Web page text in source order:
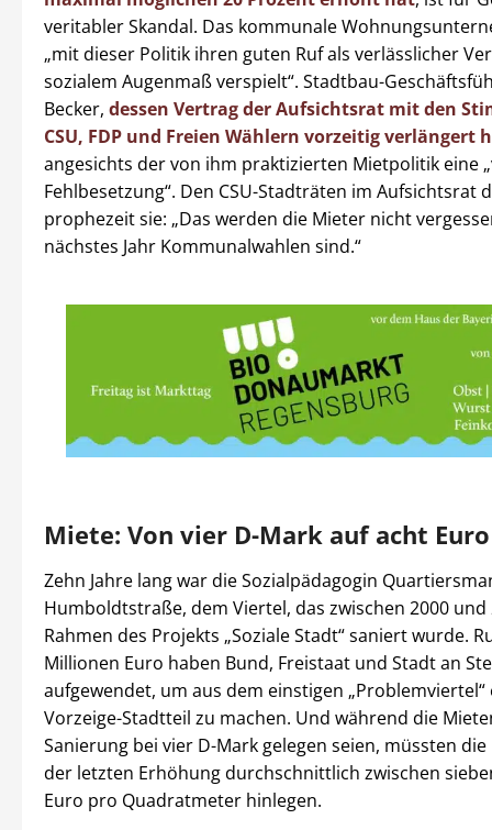
veritabler Skandal. Das kommunale
„mit dieser Politik ihren guten Ruf als verlässlicher
sozialem Augenmaß verspielt“. Stadtbau-
Becker, dessen Vertrag der Aufsichtsrat mit den
CSU, FDP und Freien Wählern vorzeitig verlängert
angesichts der von ihm praktizierten Mietpolitik eine
Fehlbesetzung“. Den CSU-Stadträten im Aufsichtsrat
prophezeit sie: „Das werden die Mieter nicht
nächstes Jahr Kommunalwahlen sind.“
Miete: Von vier D-Mark auf acht
Zehn Jahre lang war die Sozialpädagogin
Humboldtstraße, dem Viertel, das zwischen 2000 und
Rahmen des Projekts „Soziale Stadt“ saniert wurde.
Millionen Euro haben Bund, Freistaat und Stadt an
aufgewendet, um aus dem einstigen „Problemviertel“
Vorzeige-Stadtteil zu machen. Und während die
Sanierung bei vier D-Mark gelegen seien, müssten
der letzten Erhöhung durchschnittlich zwischen
Euro pro Quadratmeter hinlegen.